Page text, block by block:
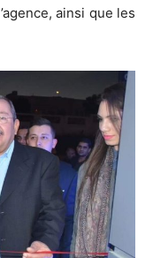
ainsi que les